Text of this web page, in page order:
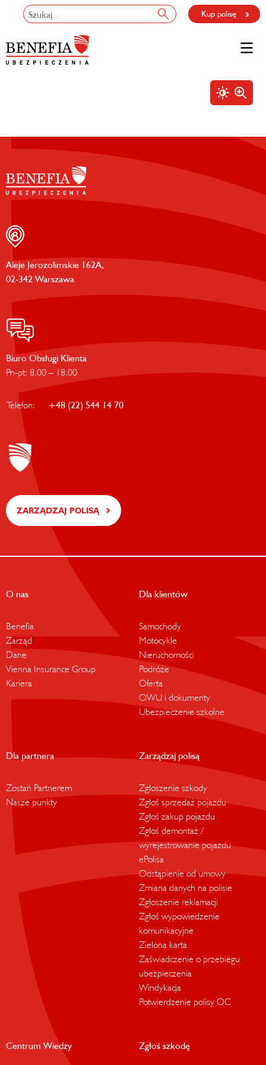
Kup polisę
Aleje Jerozolimskie 162A,
02-342 Warszawa
Biuro Obsługi Klienta
Pn-pt: 8.00 – 18.00
Telefon: +48 (22) 544 14 70
ZARZĄDZAJ POLISĄ
O nas
Benefia
Zarząd
Dane
Vienna Insurance Group
Kariera
Dla klientów
Samochody
Motocykle
Nieruchomości
Podróże
Oferta
OWU i dokumenty
Ubezpieczenie szkolne
Dla partnera
Zostań Partnerem
Nasze punkty
Zarządzaj polisą
Zgłoszenie szkody
Zgłoś sprzedaż pojazdu
Zgłoś zakup pojazdu
Zgłoś demontaż /
wyrejestrowanie pojazdu
ePolisa
Odstąpienie od umowy
Zmiana danych na polisie
Zgłoszenie reklamacji
Zgłoś wypowiedzenie
komunikacyjne
Zielona karta
Zaświadczenie o przebiegu
ubezpieczenia
Windykacja
Potwierdzenie polisy OC
Centrum Wiedzy Zgłoś szkodę